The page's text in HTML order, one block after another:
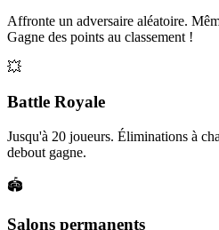
Affronte un adversaire aléatoire.
Gagne des points au classement !
💥
Battle Royale
Jusqu'à 20 joueurs. Éliminations à
debout gagne.
🏟️
Salons permanents